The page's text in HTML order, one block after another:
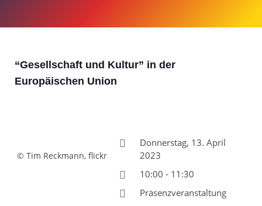
“Gesellschaft und Kultur” in der
Europäischen Union
© Tim Reckmann, flickr
Donnerstag, 13. April
2023
10:00 - 11:30
Präsenzveranstaltung